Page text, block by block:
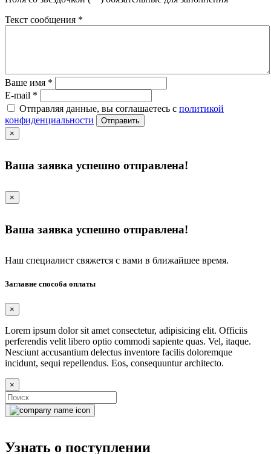
Текст сообщения *
Ваше имя *
E-mail *
Отправляя данные, вы соглашаетесь с политикой
конфиденциальности
Отправить
×
Ваша заявка успешно отправлена!
×
Ваша заявка успешно отправлена!
Наш специалист свяжется с вами в ближайшее время.
Заглавие способа оплаты
×
Lorem ipsum dolor sit amet consectetur, adipisicing elit. Officiis
perferendis velit libero optio commodi sapiente quas. Vel, itaque.
Nesciunt accusantium delectus inventore facilis doloremque
incidunt, sequi repellendus. Eos, consequuntur architecto.
×
Узнать о поступлении